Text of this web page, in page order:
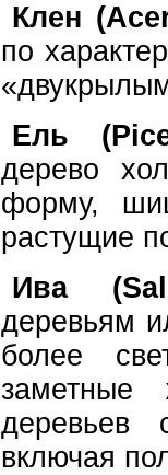
Клен
по
Ель
дерево
форму,
растущие
Ива
деревьям
более
деревьев
включая